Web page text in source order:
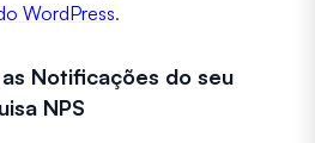
WordPress.
Notificações do seu
NPS